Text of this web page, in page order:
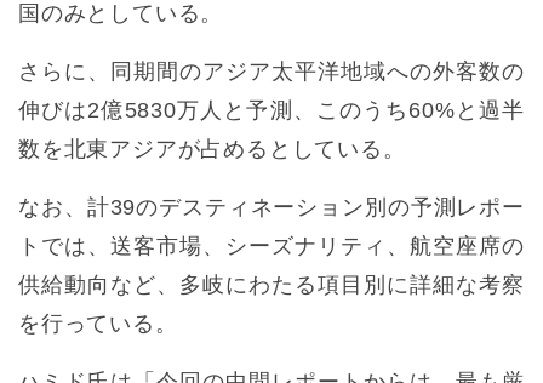
国のみとしている。
さらに、同期間のアジア太平洋地域への外客数の
伸びは2億5830万人と予測、このうち60%と過半
数を北東アジアが占めるとしている。
なお、計39のデスティネーション別の予測レポー
トでは、送客市場、シーズナリティ、航空座席の
供給動向など、多岐にわたる項目別に詳細な考察
を行っている。